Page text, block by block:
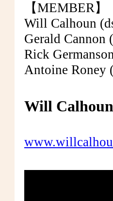
【MEMBER】
Will Calhoun
Gerald Cannon
Rick
Antoine Roney
Will